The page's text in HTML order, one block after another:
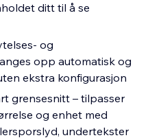
ditt til å se
og
opp automatisk og
ekstra konfigurasjon
grensesnitt – tilpasser
og enhet med
undertekster